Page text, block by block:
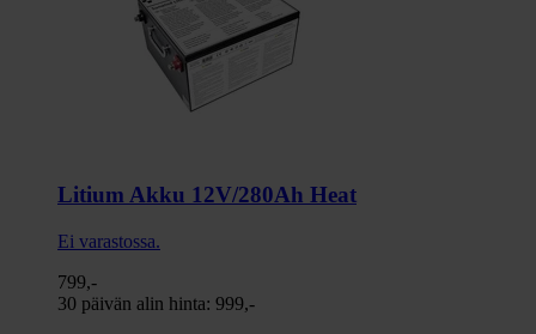
Litium Akku 12V/280Ah Heat
Ei varastossa.
799,-
30 päivän alin hinta: 999,-